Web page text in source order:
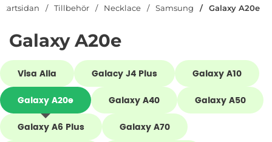
Tillbehör Necklace Samsung Galaxy A20e
Galaxy A20e
Underkategorier
Visa Alla
Samsung Galacy J4 Plus Galaxy A10
Galaxy A20e Galaxy A40 Galaxy A50
Galaxy A6 Plus Galaxy A70